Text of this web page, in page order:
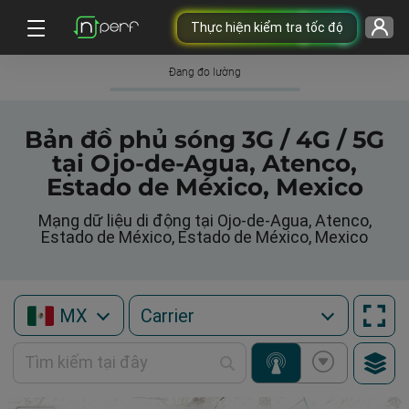
Thực hiện kiểm tra tốc độ
Đang đo lường
Bản đồ phủ sóng 3G / 4G / 5G
tại Ojo-de-Agua, Atenco,
Estado de México, Mexico
Mạng dữ liệu di động tại Ojo-de-Agua, Atenco,
Estado de México, Estado de México, Mexico
MX